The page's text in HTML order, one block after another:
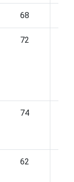
68
72
74
62